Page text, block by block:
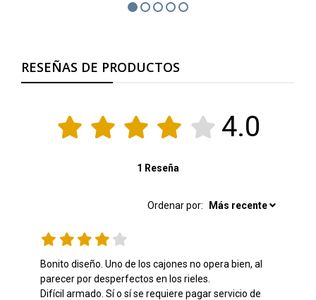
RESEÑAS DE PRODUCTOS
4.0
1 Reseña
Ordenar por: Más recente
Bonito diseño. Uno de los cajones no opera bien, al
parecer por desperfectos en los rieles.
Difícil armado. Sí o sí se requiere pagar servicio de